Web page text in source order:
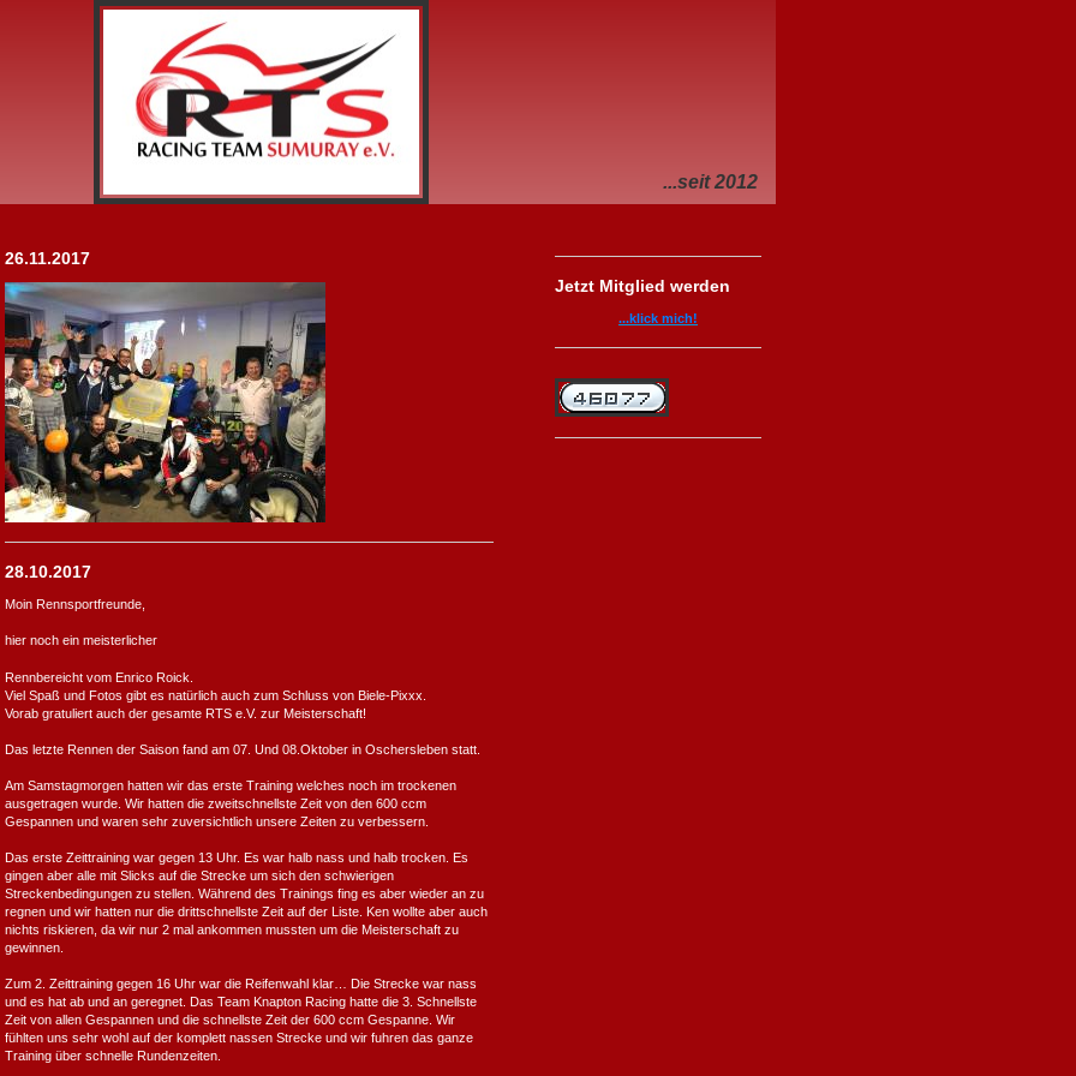
...seit 2012
26.11.2017
28.10.2017
Moin Rennsportfreunde,
hier noch ein meisterlicher
Rennbereicht vom Enrico Roick.
Viel Spaß und Fotos gibt es natürlich auch zum Schluss von Biele-Pixxx.
Vorab gratuliert auch der gesamte RTS e.V. zur Meisterschaft!
Das letzte Rennen der Saison fand am 07. Und 08.Oktober in Oschersleben statt.
Am Samstagmorgen hatten wir das erste Training welches noch im trockenen
ausgetragen wurde. Wir hatten die zweitschnellste Zeit von den 600 ccm
Gespannen und waren sehr zuversichtlich unsere Zeiten zu verbessern.
Das erste Zeittraining war gegen 13 Uhr. Es war halb nass und halb trocken. Es
gingen aber alle mit Slicks auf die Strecke um sich den schwierigen
Streckenbedingungen zu stellen. Während des Trainings fing es aber wieder an zu
regnen und wir hatten nur die drittschnellste Zeit auf der Liste. Ken wollte aber auch
nichts riskieren, da wir nur 2 mal ankommen mussten um die Meisterschaft zu
gewinnen.
Zum 2. Zeittraining gegen 16 Uhr war die Reifenwahl klar… Die Strecke war nass
und es hat ab und an geregnet. Das Team Knapton Racing hatte die 3. Schnellste
Zeit von allen Gespannen und die schnellste Zeit der 600 ccm Gespanne. Wir
fühlten uns sehr wohl auf der komplett nassen Strecke und wir fuhren das ganze
Training über schnelle Rundenzeiten.
Jetzt Mitglied werden
...klick mich!